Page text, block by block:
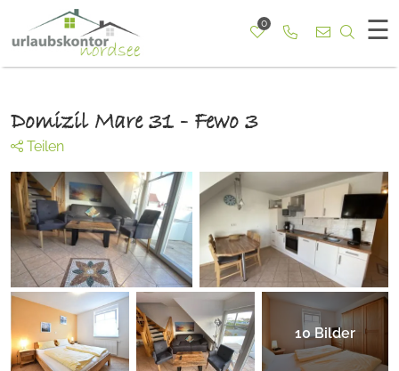
☰
0 Rufen Sie uns
Nach
Domizil Mare 31 - Fewo 3
Teilen
10Bilder